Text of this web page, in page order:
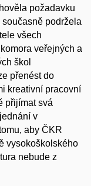
požadavku
podržela
všech
veřejných a
škol
přenést do
kreativní pracovní
přijímat svá
v
aby ČKR
vysokoškolského
nebude z